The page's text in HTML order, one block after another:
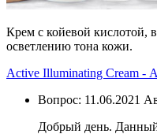
Крем с койевой кислотой,
осветлению тона кожи.
Active Illuminating Cream -
Вопрос: 11.06.2021
Добрый день. Данный